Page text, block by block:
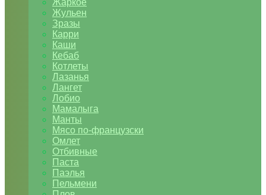
Жаркое
Жульен
Зразы
Карри
Каши
Кебаб
Котлеты
Лазанья
Лангет
Лобио
Мамалыга
Манты
Мясо по-французски
Омлет
Отбивные
Паста
Паэлья
Пельмени